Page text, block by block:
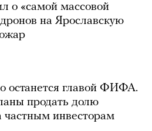
о «самой массовой
на Ярославскую
останется главой ФИФА.
продать долю
частным инвесторам